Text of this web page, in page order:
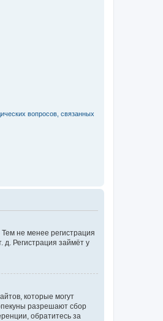
вопросов, связанных
не менее регистрация
Регистрация займёт у
которые могут
разрешают сбор
обратитесь за